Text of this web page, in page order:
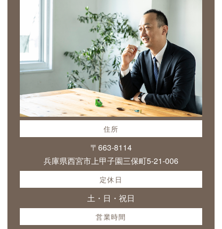
住所
〒663-8114
兵庫県西宮市上甲子園三保町5-21-006
定休日
土・日・祝日
営業時間